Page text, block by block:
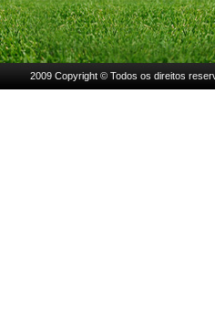
2009 Copyright © Todos os direitos